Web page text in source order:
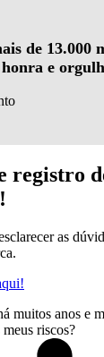
de 13.000
e
registro
as
muitos anos e
riscos?